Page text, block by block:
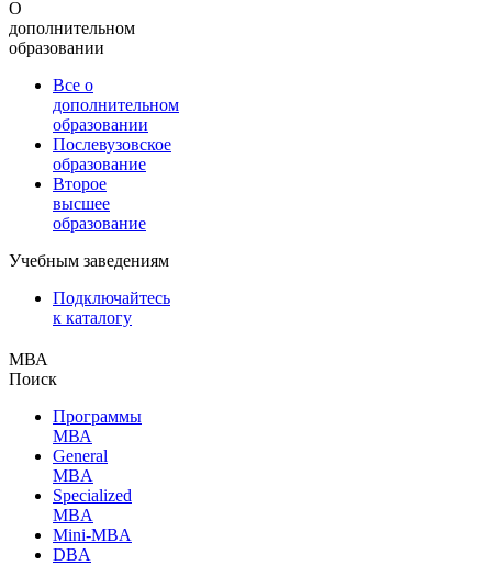
О
дополнительном
образовании
Все о
дополнительном
образовании
Послевузовское
образование
Второе
высшее
образование
Учебным заведениям
Подключайтесь
к каталогу
МВА
Поиск
Программы
МВА
General
MBA
Specialized
MBA
Mini-MBA
DBA